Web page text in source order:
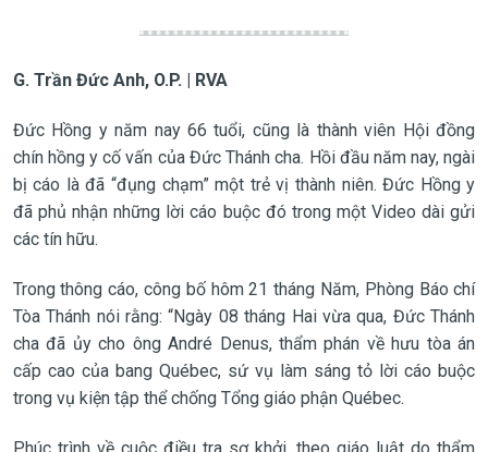
G. Trần Đức Anh, O.P. | RVA
Đức Hồng y năm nay 66 tuổi, cũng là thành viên Hội đồng
chín hồng y cố vấn của Đức Thánh cha. Hồi đầu năm nay, ngài
bị cáo là đã “đụng chạm” một trẻ vị thành niên. Đức Hồng y
đã phủ nhận những lời cáo buộc đó trong một Video dài gửi
các tín hữu.
Trong thông cáo, công bố hôm 21 tháng Năm, Phòng Báo chí
Tòa Thánh nói rằng: “Ngày 08 tháng Hai vừa qua, Đức Thánh
cha đã ủy cho ông André Denus, thẩm phán về hưu tòa án
cấp cao của bang Québec, sứ vụ làm sáng tỏ lời cáo buộc
trong vụ kiện tập thể chống Tổng giáo phận Québec.